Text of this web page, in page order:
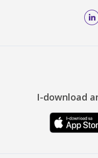
I-download